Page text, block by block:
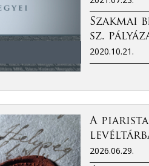
Szakmai
sz.
2020.10.21.
A
2026.06.29.